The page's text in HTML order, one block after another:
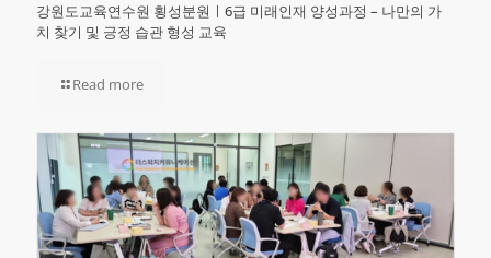
강원도교육연수원 횡성분원ㅣ6급 미래인재 양성과정 – 나만의 가
치 찾기 및 긍정 습관 형성 교육
Read more